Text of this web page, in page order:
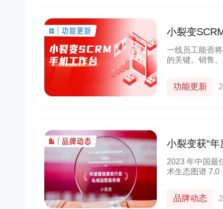
小裂变
购、客服）
一线员工能否
的关键。销售
功能更新
小裂变获“
2023 年中国最
术生态图谱 7.0
品牌动态